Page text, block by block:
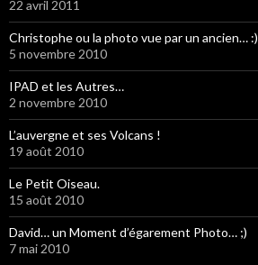
22 avril 2011
Christophe ou la photo vue par un ancien… :)
5 novembre 2010
IPAD et les Autres…
2 novembre 2010
L’auvergne et ses Volcans !
19 août 2010
Le Petit Oiseau.
15 août 2010
David… un Moment d’égarement Photo… ;)
7 mai 2010